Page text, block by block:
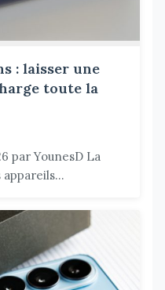
: laisser une
toute la
par YounesD La